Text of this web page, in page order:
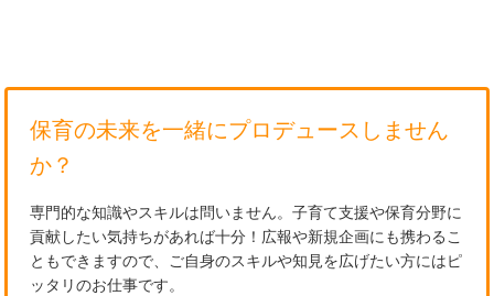
保育の未来を一緒にプロデュースしません
か？
専門的な知識やスキルは問いません。子育て支援や保育分野に
貢献したい気持ちがあれば十分！広報や新規企画にも携わるこ
ともできますので、ご自身のスキルや知見を広げたい方にはピ
ッタリのお仕事です。